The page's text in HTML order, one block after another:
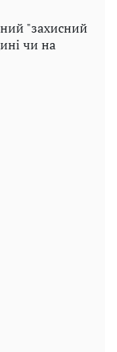
"захисний
чи на